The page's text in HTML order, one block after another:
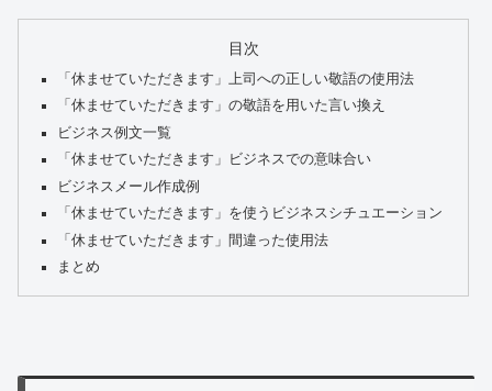
目次
「休ませていただきます」上司への正しい敬語の使用法
「休ませていただきます」の敬語を用いた言い換え
ビジネス例文一覧
「休ませていただきます」ビジネスでの意味合い
ビジネスメール作成例
「休ませていただきます」を使うビジネスシチュエーション
「休ませていただきます」間違った使用法
まとめ